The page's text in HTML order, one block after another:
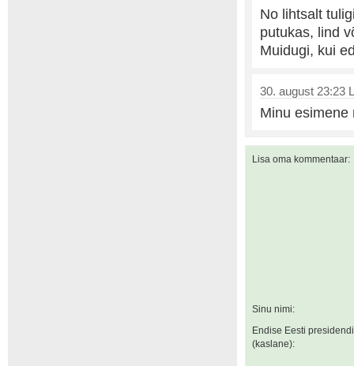
No lihtsalt
putukas, lind
Muidugi, kui
30. august 23:23
Minu esimene
Lisa oma kommentaar:
Sinu nimi:
Endise Eesti
(kaslane):